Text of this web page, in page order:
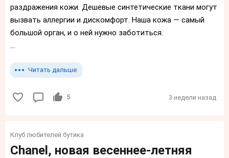
раздражения кожи. Дешевые синтетические ткани могут
вызвать аллергии и дискомфорт. Наша кожа — самый
большой орган, и о ней нужно заботиться.
...
Читать дальше
5 3 недели назад
Клуб любителей бутика
Chanel, новая весеннее-летняя